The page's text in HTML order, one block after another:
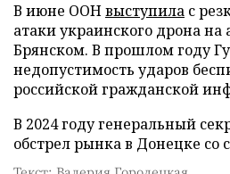
В июне ООНвыступила с
атаки украинского дрона на
Брянском. В прошлом году
недопустимость ударов
российской гражданской
В 2024 году генеральный
обстрел рынка в Донецке со